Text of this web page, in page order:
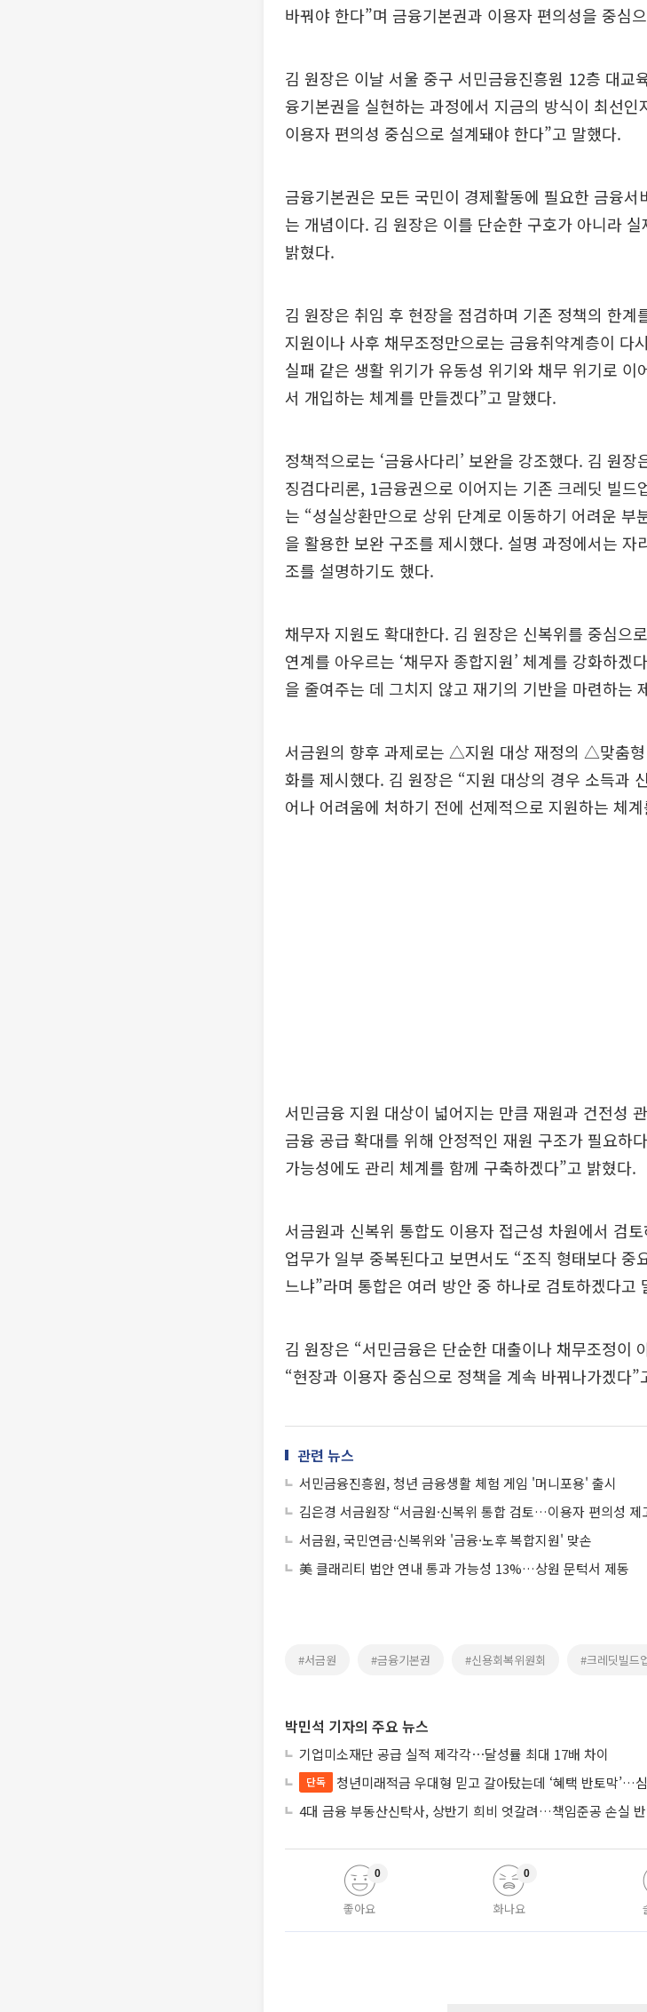
바꿔야 한다”며 금융기본권과 이용자 편의성을 중심
김 원장은 이날 서울 중구 서민금융진흥원 12층 대교
융기본권을 실현하는 과정에서 지금의 방식이 최선
이용자 편의성 중심으로 설계돼야 한다”고 말했다.
금융기본권은 모든 국민이 경제활동에 필요한 금융
는 개념이다. 김 원장은 이를 단순한 구호가 아니라
밝혔다.
김 원장은 취임 후 현장을 점검하며 기존 정책의 한
지원이나 사후 채무조정만으로는 금융취약계층이 다
실패 같은 생활 위기가 유동성 위기와 채무 위기로 이
서 개입하는 체계를 만들겠다”고 말했다.
정책적으로는 ‘금융사다리’ 보완을 강조했다. 김 원
징검다리론, 1금융권으로 이어지는 기존 크레딧 빌
는 “성실상환만으로 상위 단계로 이동하기 어려운 부
을 활용한 보완 구조를 제시했다. 설명 과정에서는
조를 설명하기도 했다.
채무자 지원도 확대한다. 김 원장은 신복위를 중심으
연계를 아우르는 ‘채무자 종합지원’ 체계를 강화하겠
을 줄여주는 데 그치지 않고 재기의 기반을 마련하는
서금원의 향후 과제로는 △지원 대상 재정의 △맞춤
화를 제시했다. 김 원장은 “지원 대상의 경우 소득과
어나 어려움에 처하기 전에 선제적으로 지원하는 체
서민금융 지원 대상이 넓어지는 만큼 재원과 건전성
금융 공급 확대를 위해 안정적인 재원 구조가 필요하
가능성에도 관리 체계를 함께 구축하겠다”고 밝혔다.
서금원과 신복위 통합도 이용자 접근성 차원에서 검
업무가 일부 중복된다고 보면서도 “조직 형태보다 중
느냐”라며 통합은 여러 방안 중 하나로 검토하겠다고
김 원장은 “서민금융은 단순한 대출이나 채무조정이
“현장과 이용자 중심으로 정책을 계속 바꿔나가겠다”
관련 뉴스
서민금융진흥원, 청년 금융생활 체험 게임 '머니포용' 출시
김은경 서금원장 “서금원·신복위 통합 검토…이용자 편의성 제
서금원, 국민연금·신복위와 '금융·노후 복합지원' 맞손
美 클래리티 법안 연내 통과 가능성 13%…상원 문턱서 제동
#서금원 #금융기본권 #신용회복위원회 #크레딧빌드
박민석 기자의 주요 뉴스
기업미소재단 공급 실적 제각각⋯달성률 최대 17배 차이
단독
청년미래적금 우대형 믿고 갈아탔는데 ‘혜택 반토막’…
4대 금융 부동산신탁사, 상반기 희비 엇갈려…책임준공 손실
좋아요
0
화나요
0